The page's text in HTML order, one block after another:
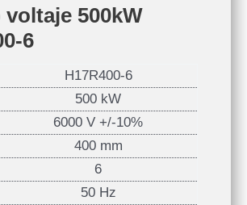
500kW
6
H17R400-6
500 kW
6000 V +/-10%
400 mm
6
50 Hz